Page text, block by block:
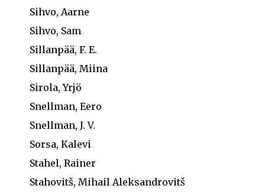
Sihvo, Aarne
Sihvo, Sam
Sillanpää, F. E.
Sillanpää, Miina
Sirola, Yrjö
Snellman, Eero
Snellman, J. V.
Sorsa, Kalevi
Stahel, Rainer
Stahovitš, Mihail Aleksandrovitš